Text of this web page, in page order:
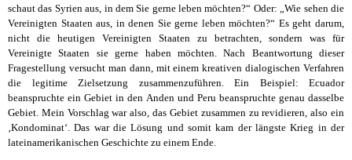
schaut das Syrien aus, in dem Sie gerne leben möchten?“ Oder: „Wie sehen die
Vereinigten Staaten aus, in denen Sie gerne leben möchten?“ Es geht darum,
nicht die heutigen Vereinigten Staaten zu betrachten, sondern was für
Vereinigte Staaten sie gerne haben möchten. Nach Beantwortung dieser
Fragestellung versucht man dann, mit einem kreativen dialogischen Verfahren
die legitime Zielsetzung zusammenzuführen. Ein Beispiel: Ecuador
beanspruchte ein Gebiet in den Anden und Peru beanspruchte genau dasselbe
Gebiet. Mein Vorschlag war also, das Gebiet zusammen zu revidieren, also ein
‚Kondominat‘. Das war die Lösung und somit kam der längste Krieg in der
lateinamerikanischen Geschichte zu einem Ende.